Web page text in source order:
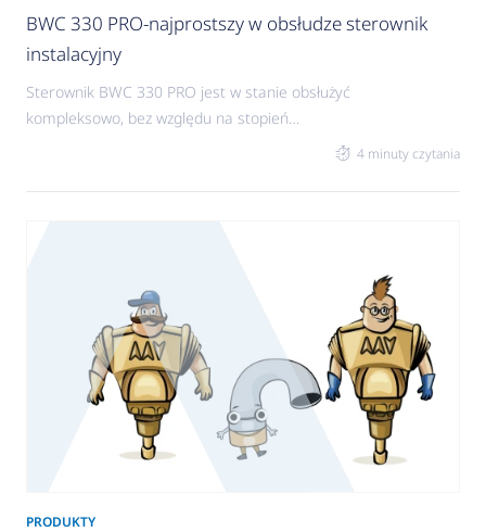
BWC 330 PRO-najprostszy w obsłudze sterownik
instalacyjny
Sterownik BWC 330 PRO jest w stanie obsłużyć
kompleksowo, bez względu na stopień
skomplikowania oraz typ źródła ciepła, większości
ogrzewaniem oraz ciepłą wodą użytkową.
4 minuty czytania
PRODUKTY